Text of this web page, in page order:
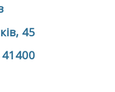
45